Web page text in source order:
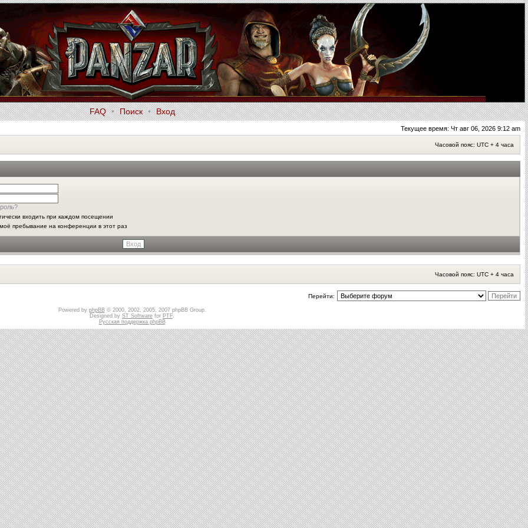
FAQ • Поиск • Вход
Текущее время: Чт авг 06, 2026 9:12 am
Часовой пояс: UTC + 4 часа
входить при каждом посещении
пребывание на конференции в этот раз
Часовой пояс: UTC + 4 часа
Перейти:
Powered by phpBB© 2000, 2002, 2005, 2007 phpBB Group.
Designed by ST Software for PTF.
Русская поддержка phpBB